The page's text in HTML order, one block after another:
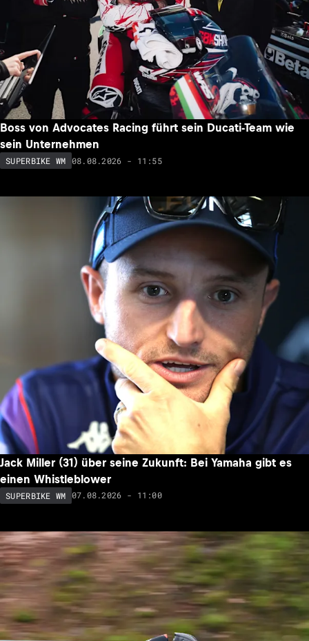
Boss von Advocates Racing führt sein Ducati-Team wie
sein Unternehmen
SUPERBIKE WM 08.08.2026 - 11:55
Jack Miller (31) über seine Zukunft: Bei Yamaha gibt es
einen Whistleblower
SUPERBIKE WM 07.08.2026 - 11:00